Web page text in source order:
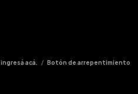
ingresá acá. / Botón de arrepentimiento